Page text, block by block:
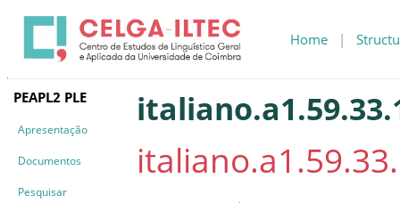
Home |
PEAPL2 PLE
Apresentação
Documentos
Pesquisar